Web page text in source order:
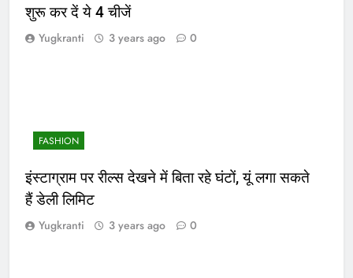
शुरू कर दें ये 4 चीजें
Yugkranti 3 years ago 0
FASHION
इंस्टाग्राम पर रील्स देखने में बिता रहे घंटों, यूं लगा सकते
हैं डेली लिमिट
Yugkranti 3 years ago 0